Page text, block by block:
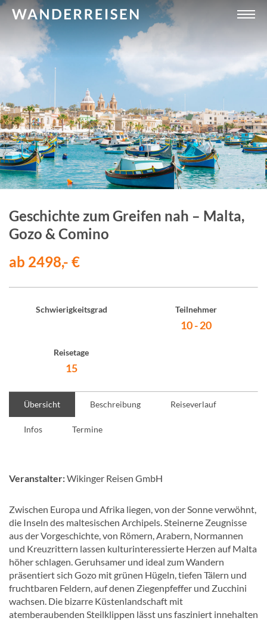
Geschichte zum Greifen nah – Malta,
Gozo & Comino
ab 2498,- €
Schwierigkeitsgrad Teilnehmer
10 - 20
Reisetage
15
Übersicht Beschreibung Reiseverlauf
Infos Termine
Veranstalter:Wikinger Reisen GmbH
Zwischen Europa und Afrika liegen, von der Sonne verwöhnt,
die Inseln des maltesischen Archipels. Steinerne Zeugnisse
aus der Vorgeschichte, von Römern, Arabern, Normannen
und Kreuzrittern lassen kulturinteressierte Herzen auf Malta
höher schlagen. Geruhsamer und ideal zum Wandern
präsentiert sich Gozo mit grünen Hügeln, tiefen Tälern und
fruchtbaren Feldern, auf denen Ziegenpfeffer und Zucchini
wachsen. Die bizarre Küstenlandschaft mit
atemberaubenden Steilklippen lässt uns fasziniert innehalten